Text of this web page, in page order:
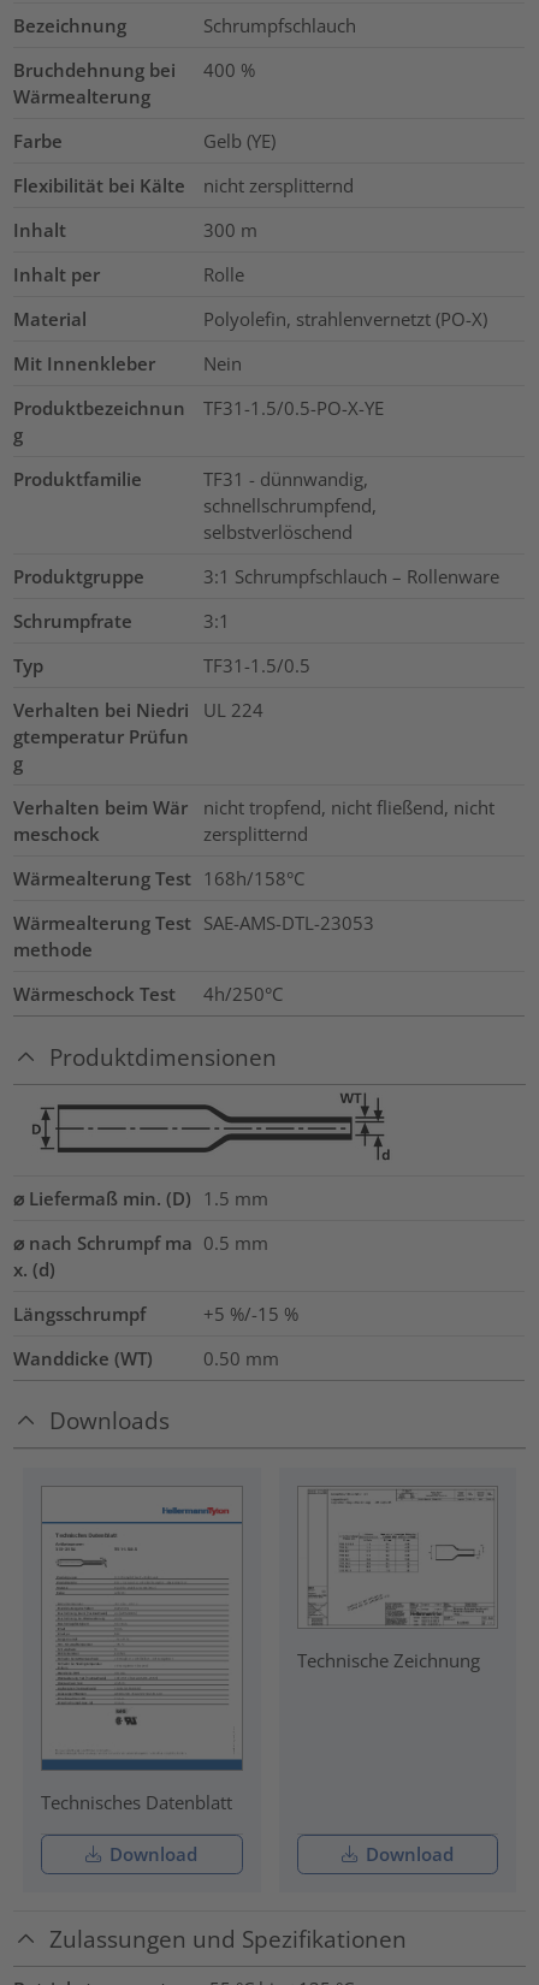
Bezeichnung
Schrumpfschlauch
Bruchdehnung bei
Wärmealterung
400 %
Farbe
Gelb (YE)
Flexibilität bei Kälte
nicht zersplitternd
Inhalt
300 m
Inhalt per
Rolle
Material
Polyolefin, strahlenvernetzt (PO-X)
Mit Innenkleber
Nein
Produktbezeichnun
g
TF31-1.5/0.5-PO-X-YE
Produktfamilie
TF31 - dünnwandig,
schnellschrumpfend,
selbstverlöschend
Produktgruppe
3:1 Schrumpfschlauch – Rollenware
Schrumpfrate
3:1
Typ
TF31-1.5/0.5
Verhalten bei Niedri
gtemperatur Prüfun
g
UL 224
Verhalten beim Wär
meschock
nicht tropfend, nicht fließend, nicht
zersplitternd
Wärmealterung Test 168h/158°C
Wärmealterung Test
methode
SAE-AMS-DTL-23053
Wärmeschock Test 4h/250°C
Produktdimensionen
⌀ Liefermaß min. (D) 1.5 mm
⌀ nach Schrumpf ma
x. (d)
0.5 mm
Längsschrumpf
+5 %/-15 %
Wanddicke (WT)
0.50 mm
Downloads
Technisches Datenblatt
Download
Technische Zeichnung
Download
Zulassungen und Spezifikationen